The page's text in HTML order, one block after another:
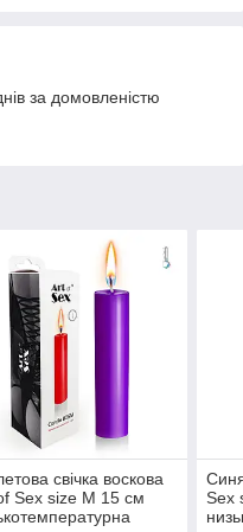
за домовленістю
свічка воскова
Sex size M 15 см
Sex